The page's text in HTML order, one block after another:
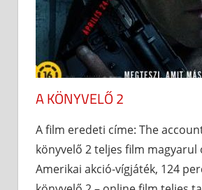
A KÖNYVELŐ 2
A film eredeti címe: The
könyvelő 2 teljes film magyarul
Amerikai akció-vígjáték, 124